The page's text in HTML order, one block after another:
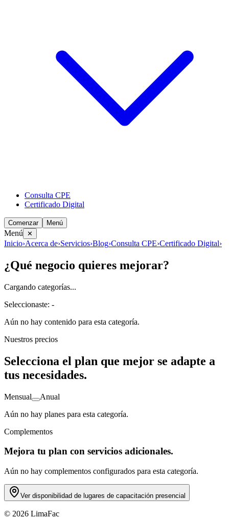
Consulta CPE
Certificado Digital
Comenzar Menú
Menú ✕
Inicio›Acerca de›Servicios›Blog›Consulta CPE›Certificado Digital›
¿Qué negocio quieres mejorar?
Cargando categorías...
Seleccionaste: -
Aún no hay contenido para esta categoría.
Nuestros precios
Selecciona el plan que mejor se adapte a
tus necesidades.
Mensual
Anual
Aún no hay planes para esta categoría.
Complementos
Mejora tu plan con servicios adicionales.
Aún no hay complementos configurados para esta categoría.
Ver disponibilidad de lugares de capacitación presencial
© 2026 LimaFac